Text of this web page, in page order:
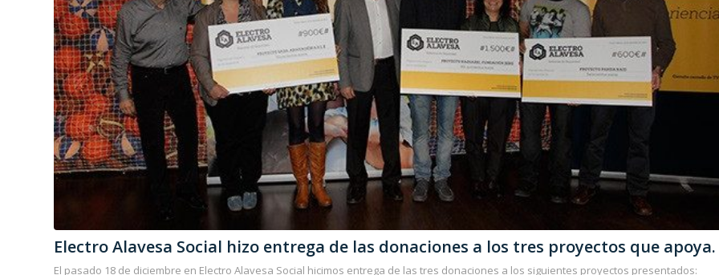
Electro Alavesa Social hizo entrega de las donaciones a los tres proyectos que apoya.
El pasado 18 de diciembre en Electro Alavesa Social hicimos entrega de las tres donaciones a los siguientes proyectos presentados: